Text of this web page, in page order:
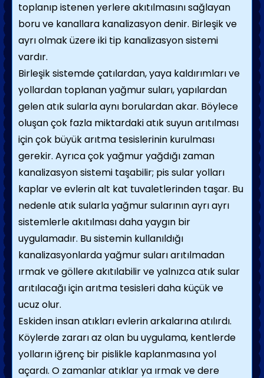
toplanıp istenen yerlere akıtılmasını sağlayan
boru ve kanallara kana­lizasyon denir. Birleşik ve
ayrı olmak üzere iki tip kanalizasyon sistemi
vardır.
Birleşik sistemde çatılardan, yaya kaldırım­ları ve
yollardan toplanan yağmur suları, yapılardan
gelen atık sularla aynı borulardan akar. Böylece
oluşan çok fazla miktardaki atık suyun arıtılması
için çok büyük arıtma tesislerinin kurulması
gerekir. Ayrıca çok yağmur yağdığı zaman
kanalizasyon sistemi taşabilir; pis sular yolları
kaplar ve evlerin alt kat tuvaletlerinden taşar. Bu
nedenle atık sularla yağmur sularının ayrı ayrı
sistemlerle akıtılması daha yaygın bir
uygulamadır. Bu sistemin kullanıldığı
kanalizasyonlarda yağ­mur suları arıtılmadan
ırmak ve göllere akıtılabilir ve yalnızca atık sular
arıtılacağı için arıtma tesisleri daha küçük ve
ucuz olur.
Eskiden insan atıkları evlerin arkalarına atılırdı.
Köylerde zararı az olan bu uygulama, kentlerde
yolların iğrenç bir pislikle kaplan­masına yol
açardı. O zamanlar atıklar ya ırmak ve dere